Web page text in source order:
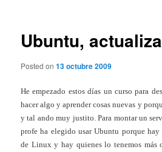
Ubuntu,
Posted on13 octubre 2009
He empezado estos días un curso para
hacer algo y aprender cosas nuevas y
y tal ando muy justito. Para montar un
profe ha elegido usar Ubuntu porque
de Linux y hay quienes lo tenemos más